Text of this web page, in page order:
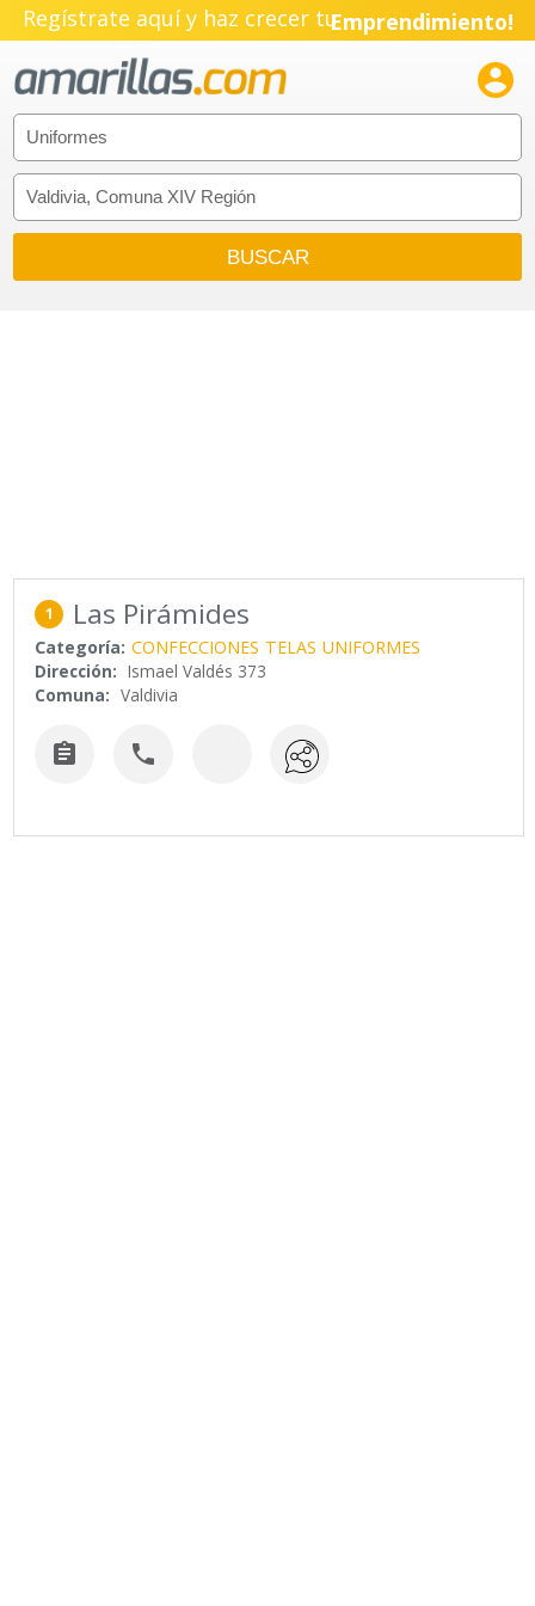
Regístrate aquí y haz crecer tuEmprendimiento!

1 Las Pirámides
Categoría: CONFECCIONES TELAS UNIFORMES
Dirección: Ismael Valdés 373
Comuna: Valdivia
 